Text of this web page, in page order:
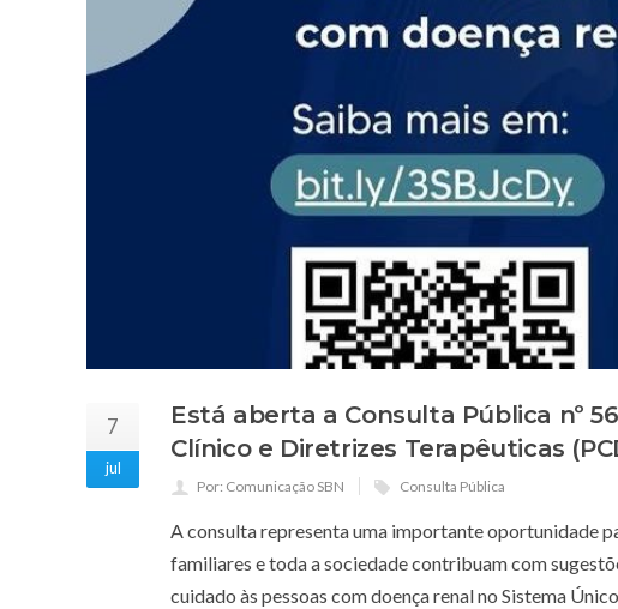
7
jul
Está aberta a Consulta Pública nº
Clínico e Diretrizes Terapêuticas
Por: Comunicação SBN Consulta Pública
A consulta representa uma importante oportunidade
familiares e toda a sociedade contribuam com
cuidado às pessoas com doença renal no Sistema